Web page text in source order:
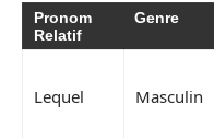
Pronom
Relatif
Genre
Lequel Masculin